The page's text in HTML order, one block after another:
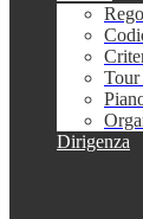
Dirigenza